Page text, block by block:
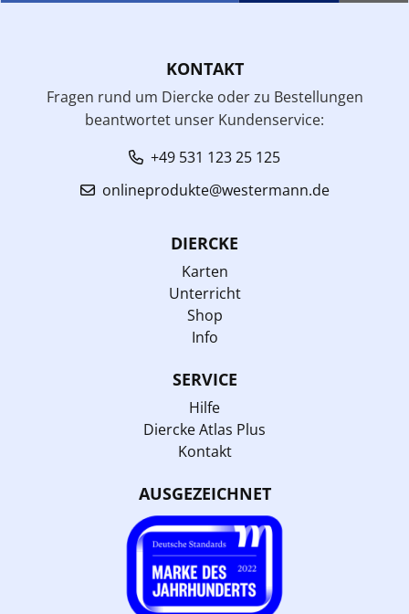
KONTAKT
Fragen rund um Diercke oder zu Bestellungen
beantwortet unser Kundenservice:
+49 531 123 25 125
onlineprodukte@westermann.de
DIERCKE
Karten
Unterricht
Shop
Info
SERVICE
Hilfe
Diercke Atlas Plus
Kontakt
AUSGEZEICHNET